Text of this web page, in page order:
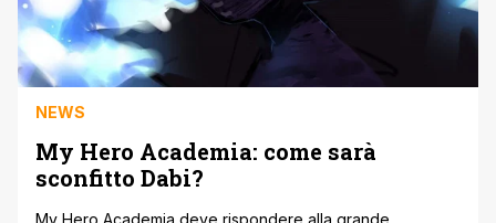
NEWS
My Hero Academia: come sarà
sconfitto Dabi?